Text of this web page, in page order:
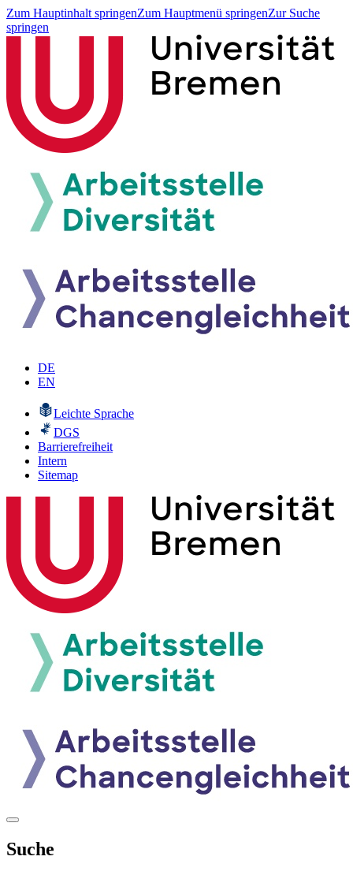
Zum Hauptinhalt springenZum Hauptmenü springenZur Suche
springen
DE
EN
Leichte Sprache
DGS
Barrierefreiheit
Intern
Sitemap
Suche